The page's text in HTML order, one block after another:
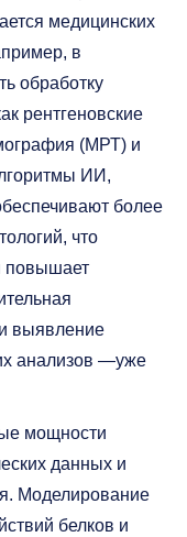
медицинских
в
обработку
рентгеновские
(МРТ) и
ИИ,
более
что
повышает
выявление
анализов —уже
мощности
данных и
Моделирование
белков и